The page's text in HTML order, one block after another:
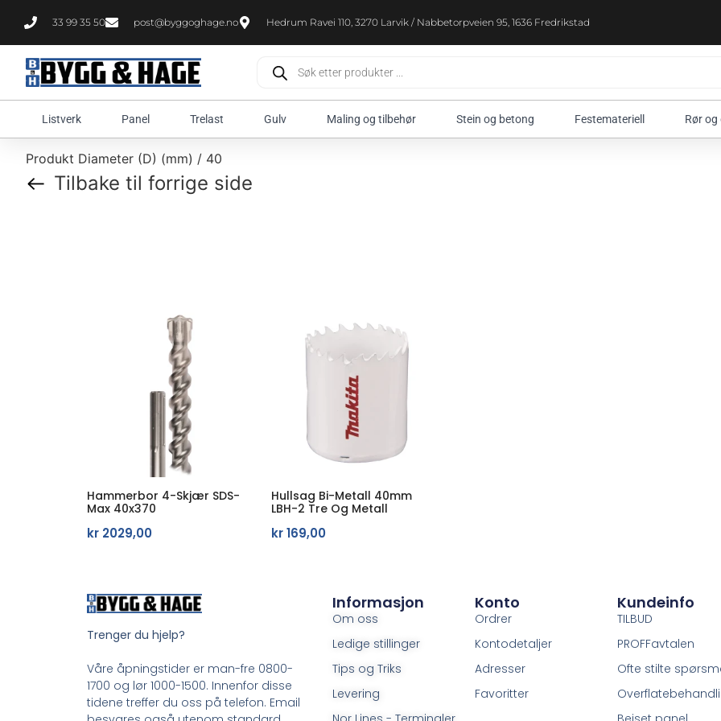
33 99 35 50 post@byggoghage.no Hedrum Ravei 110, 3270 Larvik / Nabbetorpveien 95, 1636 Fredrikstad
Listverk Panel Trelast Gulv Maling og tilbehør Stein og betong Festemateriell Rør
Produkt Diameter (D) (mm) / 40
Tilbake til forrige side
Hammerbor 4-Skjær SDS-
Max 40x370
kr2029,00
Hullsag Bi-Metall 40mm
LBH-2 Tre Og Metall
kr169,00
Trenger du hjelp?
Våre åpningstider er man-fre 0800-
1700 og lør 1000-1500. Innenfor disse
tidene treffer du oss på telefon. Email
Informasjon
Om oss
Ledige stillinger
Tips og Triks
Levering
Konto
Ordrer
Kontodetaljer
Adresser
Favoritter
Kundeinfo
TILBUD
PROFFavtalen
Ofte stilte